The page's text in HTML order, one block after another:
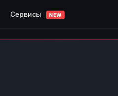
Сервисы NEW